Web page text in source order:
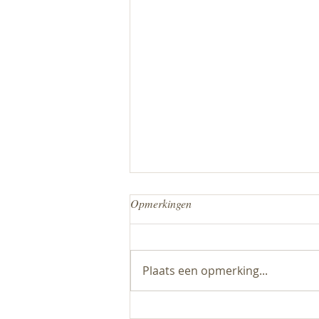
Opmerkingen
Plaats een opmerking...